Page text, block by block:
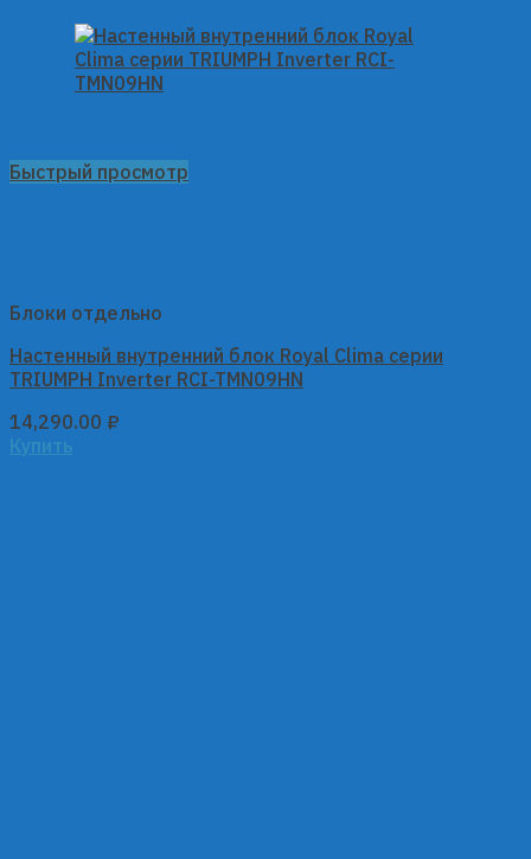
Быстрый просмотр
Блоки отдельно
Настенный внутренний блок Royal Clima серии
TRIUMPH Inverter RCI-TMN09HN
14,290.00 ₽
Купить